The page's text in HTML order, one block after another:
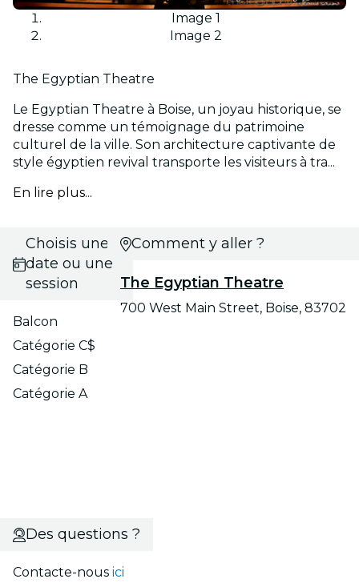
Image 1
Image 2
The Egyptian Theatre
Le Egyptian Theatre à Boise, un joyau historique, se
dresse comme un témoignage du patrimoine
culturel de la ville. Son architecture captivante de
style égyptien revival transporte les visiteurs à tra...
En lire plus...
Choisis une
date ou une
session
Balcon
Catégorie C$
Catégorie B
Catégorie A
Comment y aller ?
The Egyptian Theatre
700 West Main Street, Boise, 83702
Des questions ?
Contacte-nous ici